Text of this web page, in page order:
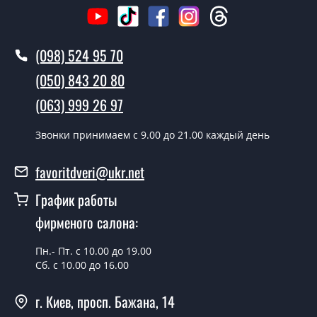
Стоимость установки дверей Usicilia - от 1600 грн.
В тот же день в течении нескольких часов, при
условии наличия их на складе, либо на следующий
замерщика?
Да можно.
У вас есть в наличии готовые
уличные двери?
Да, мы имеем большой ассортимент готовых уличных
Какая стоимость самых дешевых
(098) 524 95 70
(050) 843 20 80
(063) 999 26 97
Звонки принимаем c 9.00 до 21.00 каждый день
favoritdveri@ukr.net
График работы
фирменого салона:
Пн.- Пт. с 10.00 до 19.00
Сб. с 10.00 до 16.00
г. Киев, просп. Бажана, 14